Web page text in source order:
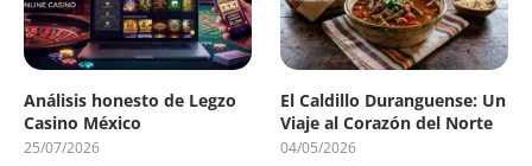
Análisis honesto de Legzo
Casino México
25/07/2026
El Caldillo Duranguense: Un
Viaje al Corazón del Norte
04/05/2026